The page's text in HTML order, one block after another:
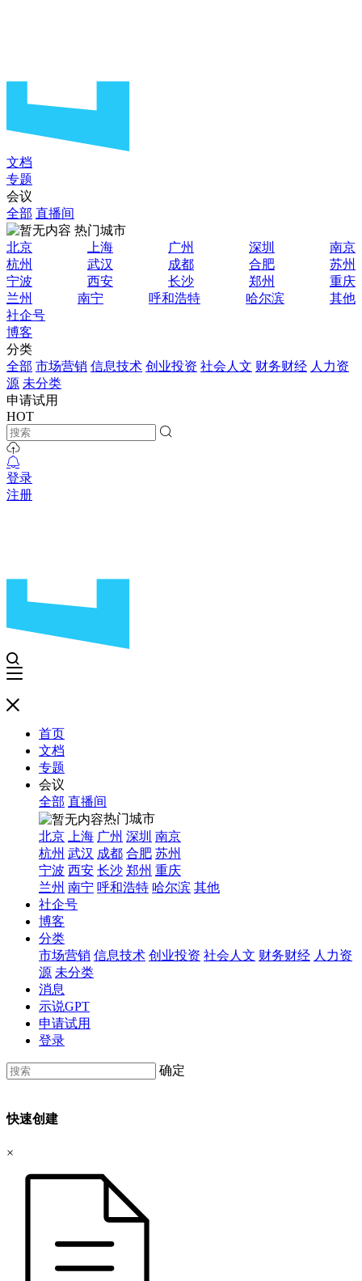
文档
专题
会议
全部 直播间
热门城市
北京
上海 广州 深圳
南京
杭州
武汉 成都 合肥
苏州
宁波
西安 长沙 郑州
重庆
兰州
南宁 呼和浩特 哈尔滨
其他
社企号
博客
分类
全部 市场营销 信息技术 创业投资 社会人文 财务财经 人力资
源 未分类
申请试用
HOT
登录
注册
首页
文档
专题
会议
全部 直播间
热门城市
北京
上海 广州 深圳 南京
杭州 武汉 成都 合肥 苏州
宁波 西安 长沙 郑州 重庆
兰州 南宁 呼和浩特 哈尔滨 其他
社企号
博客
分类
市场营销 信息技术 创业投资 社会人文 财务财经 人力资
源 未分类
消息
示说GPT
申请试用
登录
确定
快速创建
×